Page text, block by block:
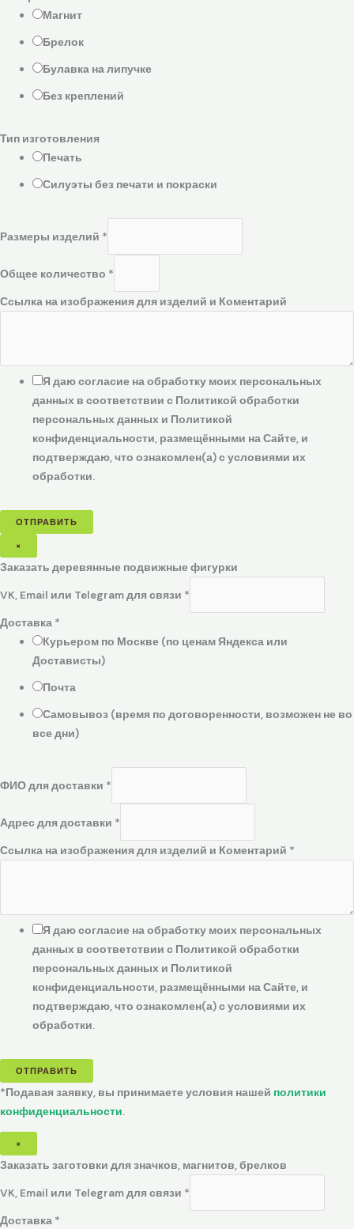
Магнит
Брелок
Булавка на липучке
Без креплений
Тип изготовления
Печать
Силуэты без печати и покраски
Размеры изделий *
Общее количество *
Ссылка на изображения для изделий и Коментарий
Я даю согласие на обработку моих персональных
данных в соответствии с Политикой обработки
персональных данных и Политикой
конфиденциальности, размещёнными на Сайте, и
подтверждаю, что ознакомлен(а) с условиями их
обработки.
ОТПРАВИТЬ
×
Заказать деревянные подвижные фигурки
VK, Email или Telegram для связи *
Доставка *
Курьером по Москве (по ценам Яндекса или
Достависты)
Почта
Самовывоз (время по договоренности, возможен не во
все дни)
ФИО для доставки *
Адрес для доставки *
Ссылка на изображения для изделий и Коментарий *
Я даю согласие на обработку моих персональных
данных в соответствии с Политикой обработки
персональных данных и Политикой
конфиденциальности, размещёнными на Сайте, и
подтверждаю, что ознакомлен(а) с условиями их
обработки.
ОТПРАВИТЬ
*Подавая заявку, вы принимаете условия нашей политики
конфиденциальности.
×
Заказать заготовки для значков, магнитов, брелков
VK, Email или Telegram для связи *
Доставка *